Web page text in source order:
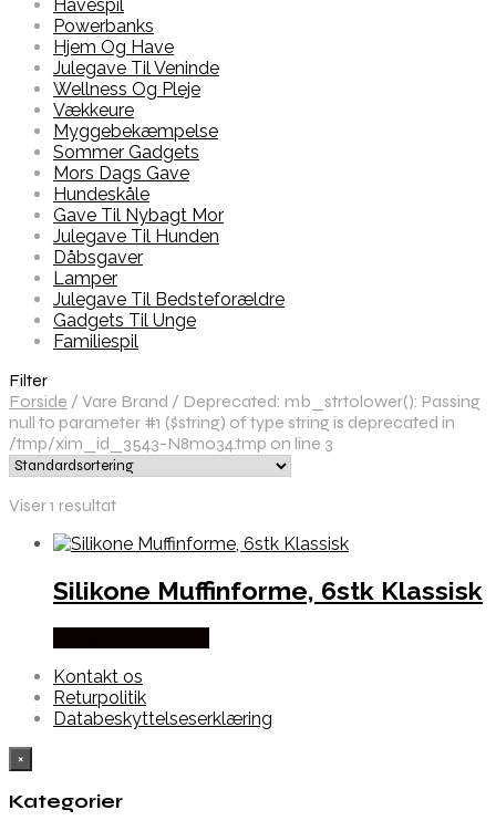
Havespil
Powerbanks
Hjem Og Have
Julegave Til Veninde
Wellness Og Pleje
Vækkeure
Myggebekæmpelse
Sommer Gadgets
Mors Dags Gave
Hundeskåle
Gave Til Nybagt Mor
Julegave Til Hunden
Dåbsgaver
Lamper
Julegave Til Bedsteforældre
Gadgets Til Unge
Familiespil
Filter
Forside / Vare Brand / Deprecated: mb_strtolower(): Passing
null to parameter #1 ($string) of type string is deprecated in
/tmp/xim_id_3543-N8m034.tmp on line 3
Viser 1 resultat
Silikone Muffinforme, 6stk Klassisk
Kontakt os
Returpolitik
Databeskyttelseserklæring
×
Kategorier